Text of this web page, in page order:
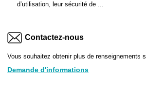
d’utilisation, leur sécurité de ...
Contactez-nous
Vous souhaitez obtenir plus de renseignements
Demande d'informations